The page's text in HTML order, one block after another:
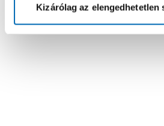
Kizárólag az elengedhetetlen